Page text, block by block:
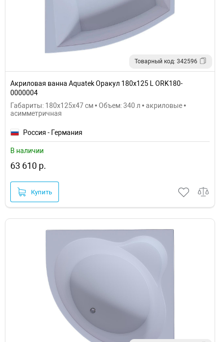
Товарный код: 342596
Акриловая ванна Aquatek Оракул 180х125 L ORK180-
0000004
Габариты: 180x125x47 см • Объем: 340 л • акриловые •
асимметричная
Россия - Германия
В наличии
63 610 р.
Купить